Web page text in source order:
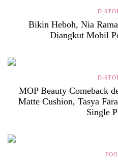
D-
Bikin Heboh, Nia
Diangkut Mobil
D-
MOP Beauty Comeback
Matte Cushion, Tasya
Single